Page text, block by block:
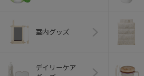
室内グッズ
デイリーケア